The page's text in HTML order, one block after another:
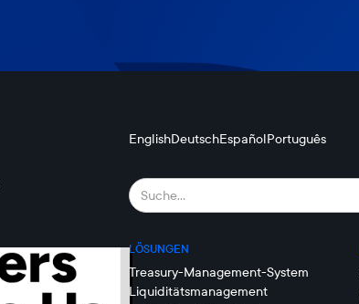
EnglishDeutschEspañolPortuguês
LÖSUNGEN
Treasury-Management-System
Liquiditätsmanagement